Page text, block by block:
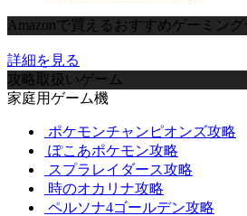
Amazonで買えるおすすめゲーミン
詳細を見る
攻略取扱いゲーム
家庭用ゲーム機
ポケモンチャンピオンズ攻略
ぽこあポケモン攻略
スプラレイダース攻略
時のオカリナ攻略
ペルソナ4ゴールデン攻略